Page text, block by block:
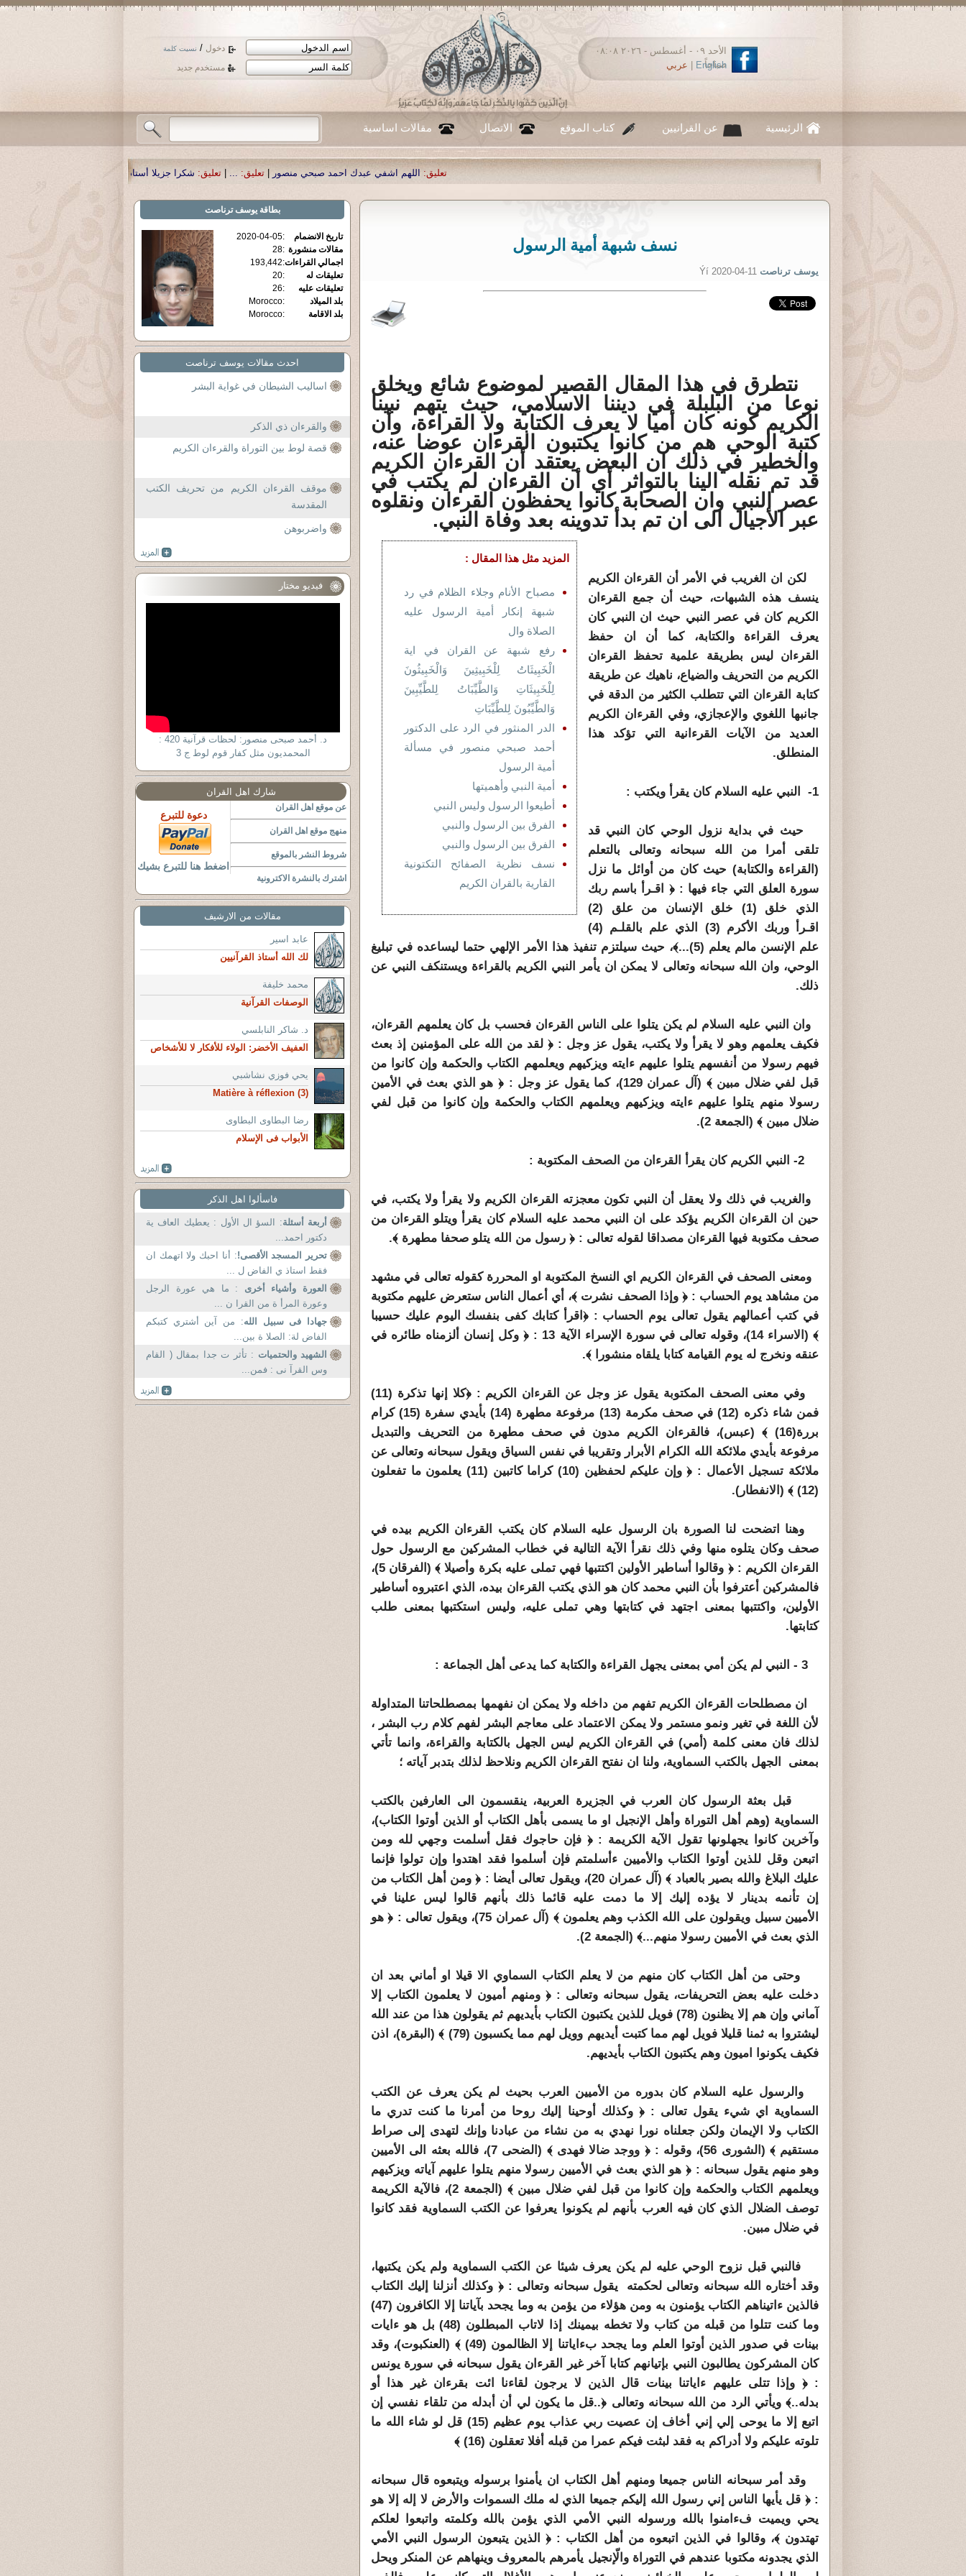
دخول / نسيت كلمة
مستخدم جديد
الأحد ٠٩ - أغسطس - ٢٠٢٦ ٠٨:٠٨
صباحاً
English عربي
الرئيسية عن القرانيين كتاب الموقع الاتصال مقالات اساسية
اللهم اشفي عبدك احمد صبحي منصور|تعليق: ...
|تعليق: شكرا جزيلا أستاذ حمد الحمد .أكرمكم الله .|تعليق:
نسف شبهة أمية الرسول
يوسف ترناصت Ýí 2020-04-11
نتطرق في هذا المقال القصير لموضوع شائع ويخلق
نوعا من البلبلة في ديننا الاسلامي، حيث يتهم نبينا
الكريم كونه كان أميا لا يعرف الكتابة ولا القراءة، وأن
كتبة الوحي هم من كانوا يكتبون القرءان عوضا عنه،
والخطير في ذلك ان البعض يعتقد أن القرءان الكريم
قد تم نقله الينا بالتواثر أي أن القرءان لم يكتب في
عصر النبي وان الصحابة كانوا يحفظون القرءان ونقلوه
عبر الأجيال الى ان تم بدأ تدوينه بعد وفاة النبي.
المزيد مثل هذا المقال :
مصباح الأنام وجلاء الظلام في رد
شبهة إنكار أمية الرسول عليه
الصلاة وال
رفع شبهة عن القران في اية
الْخَبِيثَاتُ لِلْخَبِيثِينَ وَالْخَبِيثُونَ
لِلْخَبِيثَاتِ وَالطَّيِّبَاتُ لِلطَّيِّبِينَ
وَالطَّيِّبُونَ لِلطَّيِّبَاتِ
الدر المنثور في الرد على الدكتور
أحمد صبحي منصور في مسألة
أمية الرسول
أمية النبي وأهميتها
أطيعوا الرسول وليس النبي
الفرق بين الرسول والنبي
الفرق بين الرسول والنبي
نسف نظرية الصفائح التكتونية
القارية بالقران الكريم
لكن ان الغريب في الأمر أن القرءان الكريم
ينسف هذه الشبهات، حيث أن جمع القرءان
الكريم كان في عصر النبي حيث ان النبي كان
يعرف القراءة والكتابة، كما أن ان حفظ
القرءان ليس بطريقة علمية تحفظ القرءان
الكريم من التحريف والضياع، ناهيك عن طريقة
كتابة القرءان التي تتطلب الكثير من الدقة في
جانبها اللغوي والإعجازي، وفي القرءان الكريم
العديد من الآيات القرءانية التي تؤكد هذا
المنطلق.
1- النبي عليه السلام كان يقرأ ويكتب :
حيث في بداية نزول الوحي كان النبي قد
تلقى أمرا من الله سبحانه وتعالى بالتعلم
(القراءة والكتابة) حيث كان من أوائل ما نزل
سورة العلق التي جاء فيها : ﴿ اقـرأ باسم ربك
الذي خلق (1) خلق الإنسان من علق (2)
اقـرأ وربك الأكرم (3) الذي علم بالقلـم (4)
علم الإنسن مالم يعلم (5)...﴾، حيث سيلتزم تنفيذ هذا الأمر الإلهي حتما ليساعده في تبليغ
الوحي، وان الله سبحانه وتعالى لا يمكن ان يأمر النبي الكريم بالقراءة ويستنكف النبي عن
ذلك.
وان النبي عليه السلام لم يكن يتلوا على الناس القرءان فحسب بل كان يعلمهم القرءان،
فكيف يعلمهم وهو لا يقرأ ولا يكتب، يقول عز وجل : ﴿ لقد من الله على المؤمنين إذ بعث
فيهم رسولا من أنفسهم يتلوا عليهم ءايته ويزكيهم ويعلمهم الكتاب والحكمة وإن كانوا من
قبل لفي ضلال مبين ﴾ (آل عمران 129)، كما يقول عز وجل : ﴿ هو الذي بعث في الأمين
رسولا منهم يتلوا عليهم ءايته ويزكيهم ويعلمهم الكتاب والحكمة وإن كانوا من قبل لفي
ضلال مبين ﴾ (الجمعة 2).
والغريب في ذلك ولا يعقل أن النبي تكون معجزته القرءان الكريم ولا يقرأ ولا يكتب، في
حين ان القرءان الكريم يؤكد على ان النبي محمد عليه السلام كان يقرأ ويتلو القرءان من
صحف مكتوبة فيها القرءان مصداقا لقوله تعالى : ﴿ رسول من الله يتلو صحفا مطهرة ﴾.
ومعنى الصحف في القرءان الكريم اي النسخ المكتوبة او المحررة كقوله تعالى في مشهد
من مشاهد يوم الحساب : ﴿ وإذا الصحف نشرت ﴾، أي أعمال الناس ستعرض عليهم مكتوبة
في كتب أعمالهم يقول تعالى يوم الحساب : ﴿اقرأ كتابك كفى بنفسك اليوم عليك حسيبا
﴾ (الاسراء 14)، وقوله تعالى في سورة الإسراء الآية 13 : ﴿ وكل إنسان ألزمناه طائره في
عنقه ونخرج له يوم القيامة كتابا يلقاه منشورا ﴾.
وفي معنى الصحف المكتوبة يقول عز وجل عن القرءان الكريم : ﴿كلا إنها تذكرة (11)
فمن شاء ذكره (12) في صحف مكرمة (13) مرفوعة مطهرة (14) بأيدي سفرة (15) كرام
بررة(16) ﴾ (عبس)، فالقرءان الكريم مدون في صحف مطهرة من التحريف والتبديل
مرفوعة بأيدي ملائكة الله الكرام الأبرار وتقريبا في نفس السياق ويقول سبحانه وتعالى عن
ملائكة تسجيل الأعمال : ﴿ وإن عليكم لحفظين (10) كراما كاتبين (11) يعلمون ما تفعلون
(12) ﴾ (الانفطار).
وهنا اتضحت لنا الصورة بان الرسول عليه السلام كان يكتب القرءان الكريم بيده في
صحف وكان يتلوه منها وفي ذلك نقرأ الآية التالية في خطاب المشركين مع الرسول حول
القرءان الكريم : ﴿ وقالوا أساطير الأولين اكتتبها فهي تملى عليه بكرة وأصيلا ﴾ (الفرقان 5)،
فالمشركين أعترفوا بأن النبي محمد كان هو الذي يكتب القرءان بيده، الذي اعتبروه أساطير
الأولين، واكتتبها بمعنى اجتهد في كتابتها وهي تملى عليه، وليس استكتبها بمعنى طلب
كتابتها.
ان مصطلحات القرءان الكريم تفهم من داخله ولا يمكن ان نفهمها بمصطلحاتنا المتداولة
لأن اللغة في تغير ونمو مستمر ولا يمكن الاعتماد على معاجم البشر لفهم كلام رب البشر ،
لذلك فان معنى كلمة (أمي) في القرءان الكريم ليس الجهل بالكتابة والقراءة، وانما تأتي
بمعنى الجهل بالكتب السماوية، ولنا ان نفتح القرءان الكريم ونلاحظ لذلك بتدبر آياته ؛
قبل بعثة الرسول كان العرب في الجزيرة العربية، ينقسمون الى العارفين بالكتب
السماوية (وهم أهل التوراة وأهل الإنجيل او ما يسمى بأهل الكتاب أو الذين أوتوا الكتاب)،
وآخرين كانوا يجهلونها تقول الآية الكريمة : ﴿ فإن حاجوك فقل أسلمت وجهي لله ومن
اتبعن وقل للذين أوتوا الكتاب والأميين ءأسلمتم فإن أسلموا فقد اهتدوا وإن تولوا فإنما
عليك البلاغ والله بصير بالعباد ﴾ (آل عمران 20)، ويقول تعالى أيضا : ﴿ ومن أهل الكتاب من
إن تأنمه بدينار لا يؤده إليك إلا ما دمت عليه قائما ذلك بأنهم قالوا ليس علينا في
الأميين سبيل ويقولون على الله الكذب وهم يعلمون ﴾ (آل عمران 75)، ويقول تعالى : ﴿ هو
الذي بعث في الأميين رسولا منهم...﴾ (الجمعة 2).
وحتى من أهل الكتاب كان منهم من لا يعلم الكتاب السماوي الا قيلا او أماني بعد ان
دخلت عليه بعض التحريفات، يقول سبحانه وتعالى : ﴿ ومنهم أميون لا يعلمون الكتاب إلا
آماني وإن هم إلا يظنون (78) فويل للذين يكتبون الكتاب بأيديهم ثم يقولون هذا من عند الله
ليشتروا به ثمنا قليلا فويل لهم مما كتبت أيديهم وويل لهم مما يكسبون (79) ﴾ (البقرة)، اذن
فكيف يكونوا اميون وهم يكتبون الكتاب بأيديهم.
والرسول عليه السلام كان بدوره من الأميين العرب بحيث لم يكن يعرف عن الكتب
السماوية اي شيء يقول تعالى : ﴿ وكذلك أوحينا إليك روحا من أمرنا ما كنت تدري ما
الكتاب ولا الإيمان ولكن جعلناه نورا نهدي به من نشاء من عبادنا وإنك لتهدى إلى صراط
مستقيم ﴾ (الشورى 56)، وقوله : ﴿ ووجد ضالا فهدى ﴾ (الضحى 7)، فالله بعثه الى الأميين
وهو منهم يقول سبحانه : ﴿ هو الذي بعث في الأميين رسولا منهم يتلوا عليهم آياته ويزكيهم
ويعلمهم الكتاب والحكمة وإن كانوا من قبل لفي ضلال مبين ﴾ (الجمعة 2)، فالآية الكريمة
توصف الضلال الذي كان فيه العرب بأنهم لم يكونوا يعرفوا عن الكتب السماوية فقد كانوا
في ضلال مبين.
فالنبي قبل نزوح الوحي عليه لم يكن يعرف شيئا عن الكتب السماوية ولم يكن يكتبها،
وقد أختاره الله سبحانه وتعالى لحكمته يقول سبحانه وتعالى : ﴿ وكذلك أنزلنا إليك الكتاب
فالذين ءاتيناهم الكتاب يؤمنون به ومن هؤلاء من يؤمن به وما يجحد بآياتنا إلا الكافرون (47)
وما كنت تتلوا من قبله من كتاب ولا تخطه بيمينك إذا لاتاب المبطلون (48) بل هو ءايات
بينات في صدور الذين أوتوا العلم وما يجحد بءاياتنا إلا الظالمون (49) ﴾ (العنكبوت)، وقد
كان المشركون يطالبون النبي بإتيانهم كتابا آخر غير القرءان يقول سبحانه في سورة يونس
: ﴿ وإذا تتلى عليهم ءاياتنا بينات قال الذين لا يرجون لقاءنا ائت بقرءان غير هذا أو
بدله..﴾ ويأتي الرد من الله سبحانه وتعالى ﴿..قل ما يكون لي أن أبدله من تلقاء نفسي إن
اتبع إلا ما يوحى إلي إني أخاف إن عصيت ربي عذاب يوم عظيم (15) قل لو شاء الله ما
تلوته عليكم ولا أدراكم به فقد لبثت فيكم عمرا من قبله أفلا تعقلون (16) ﴾
وقد أمر سبحانه الناس جميعا ومنهم أهل الكتاب ان يأمنوا برسوله ويتبعوه قال سبحانه
: ﴿ قل يأيها الناس إني رسول الله إليكم جميعا الذي له ملك السموات والأرض لا إله إلا هو
يحي ويميت فءامنوا بالله ورسوله النبي الأمي الذي يؤمن بالله وكلمته واتبعوا لعلكم
تهتدون ﴾، وقالوا في الذين اتبعوه من أهل الكتاب : ﴿ الذين يتبعون الرسول النبي الأمي
الذي يجدونه مكتوبا عندهم في التوراة والّإنجيل يأمرهم بالمعروف وينهاهم عن المنكر ويحل
بطاقةيوسف ترناصت
تاريخ الانضمام :
2020-04-05
مقالات منشورة :
28
اجمالي القراءات:
193,442
تعليقات له
:
20
تعليقات عليه
:
26
بلد الميلاد
:
Morocco
بلد الاقامة
:
Morocco
احدث مقالات يوسف ترناصت
اساليب الشيطان في غواية البشر
والقرءان ذي الذكر
قصة لوط بين التوراة والقرءان الكريم
موقف القرءان الكريم من تحريف الكتب
المقدسة
واضربوهن
فيديو مختار
د. أحمد صبحى منصور: لحظات قرآنية 420 :
المحمديون مثل كفار قوم لوط ج 3
شارك اهل القران
عن موقع اهل القران
منهج موقع اهل القران
شروط النشر بالموقع
اشترك بالنشرة الاكترونية
دعوة للتبرع
اضغط هنا للتبرع بشيك
مقالات من الارشيف
عابد اسير
لك الله أستاذ القرآنيين
محمد خليفة
الوصفات القرآنية
د. شاكر النابلسي
العفيف الأخضر: الولاء للأفكار لا للأشخاص
يحي فوزي نشاشبي
(3) Matière à réflexion
رضا البطاوى البطاوى
الأبواب فى الإسلام
فاسألوا اهل الذكر
أربعة أسئلة: السؤ ال الأول : يعطيك العاف ية
دكتور احمد...
تحرير المسجد الأقصى!: أنا احبك ولا اتهمك ان
فقط استاذ ي الفاض ل ...
العورة وأشياء أخرى : ما هي عورة الرجل
وعورة المرأ ة من القرا ن ...
جهادا فى سبيل الله: من آين أشتري كتبكم
الفاض لة: الصلا ة بين...
الشهيد والحتميات : تأثر ت جدا بمقال ( القام
وس القرآ نى : فمن...